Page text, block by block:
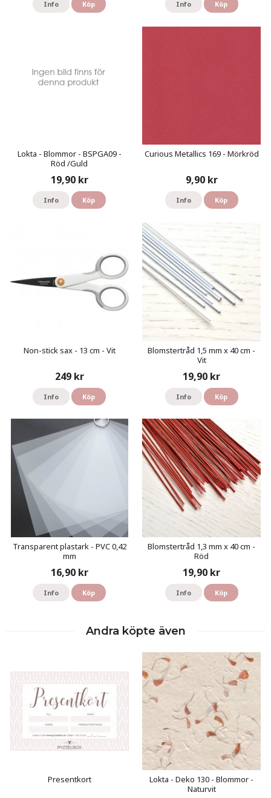
Info Köp Info Köp
Lokta - Blommor - BSPGA09 -
Röd /Guld
19,90 kr
Info Köp
Curious Metallics 169 - Mörkröd
9,90 kr
Info Köp
Non-stick sax - 13 cm - Vit
249 kr
Info Köp
Blomstertråd 1,5 mm x 40 cm -
Vit
19,90 kr
Info Köp
Transparent plastark - PVC 0,42
mm
16,90 kr
Info Köp
Blomstertråd 1,3 mm x 40 cm -
Röd
19,90 kr
Info Köp
Andra köpte även
Presentkort
Lokta - Deko 130 - Blommor -
Naturvit